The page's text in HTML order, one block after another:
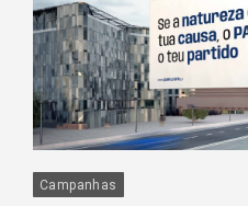
Campanhas